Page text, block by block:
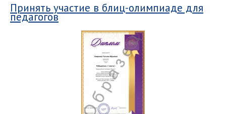
Принять участие в блиц-олимпиаде для
педагогов